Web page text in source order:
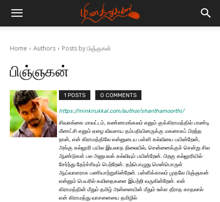
Home Authors Posts by பிஞ்ஞகன்
பிஞ்ஞகன்
1 POSTS 0 COMMENTS
https://minkirukkal.com/author/shanthamoorthi/
சிவகங்கை மாவட்டம், கண்ணமங்கலம் எனும் குக்கிராமத்தில் பாண்டி
மீனாட்சி எனும் ஏழை விவசாய தம்பதியினருக்கு மகனாகப் பிறந்த
நான், என் கிராமத்திலே என்னுடைய பள்ளி கல்வியை பயின்றேன்,
அங்கு கல்லூரி பயில இயலாத நிலையில், சென்னைக்குச் சென்று சில
ஆண்டுகள் பல அனுபவக் கல்வியும் பயின்றேன். பிறகு கல்லூரியில்
சேர்ந்து தேர்ச்சியும் பெற்றேன். தற்பொழுது மென்பொருள்
ஆய்வாளராக பணியாற்றுகின்றேன். பள்ளிக்காலம் முதலே பிஞ்ஞகன்
என்னும் பெயரில் கவிதைகளை இயற்றி வருகின்றேன். என்
கிராமத்தின் மீதும் தமிழ் அன்னையின் மீதும் உள்ள தீராத காதலால்
என் கிராமத்து வாசனையை தமிழில்